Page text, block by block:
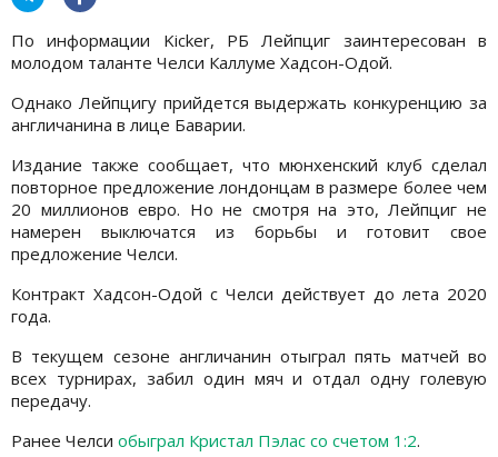
По информации Kicker, РБ Лейпциг заинтересован в
молодом таланте Челси Каллуме Хадсон-Одой.
Однако Лейпцигу прийдется выдержать конкуренцию за
англичанина в лице Баварии.
Издание также сообщает, что мюнхенский клуб сделал
повторное предложение лондонцам в размере более чем
20 миллионов евро. Но не смотря на это, Лейпциг не
намерен выключатся из борьбы и готовит свое
предложение Челси.
Контракт Хадсон-Одой с Челси действует до лета 2020
года.
В текущем сезоне англичанин отыграл пять матчей во
всех турнирах, забил один мяч и отдал одну голевую
передачу.
Ранее Челси обыграл Кристал Пэлас со счетом 1:2.